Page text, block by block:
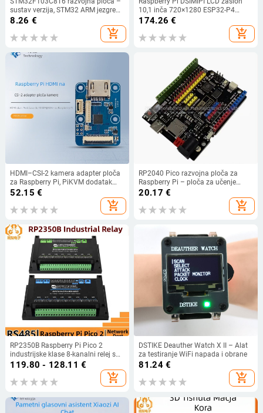
sustav verzija, STM32 ARM jezgrena
ploča za obrazovanje, IP20,
8.26 €
add_shopping_cart
10,1 inča 720×1280 ESP32-P4
Luckfox Lyra/Omni
174.26 €
add_shopping_cart
HDMI–CSI-2 kamera adapter ploča
za Raspberry Pi, PiKVM dodatak
TC358743XBG rješenje
52.15 €
add_shopping_cart
RP2040 Pico razvojna ploča za
Raspberry Pi – ploča za učenje
programiranja i središnji upravljač
20.17 €
add_shopping_cart
RP2350B Raspberry Pi Pico 2
industrijske klase 8-kanalni relej s
RS485 digitalnim ulazom i mrežnim
119.80 - 128.11 €
add_shopping_cart
DSTIKE Deauther Watch X II – Alat
za testiranje WiFi napada i obrane
81.24€
add_shopping_cart